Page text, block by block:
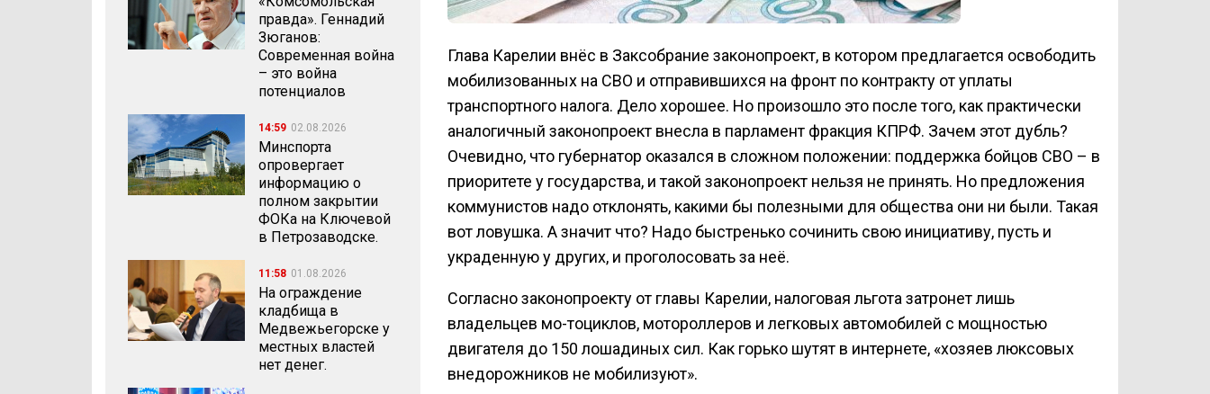
правда». Геннадий
Зюганов:
Современная война
– это война
потенциалов
14:59 02.08.2026
Минспорта
опровергает
информацию о
полном закрытии
ФОКа на Ключевой
в Петрозаводске.
11:58 01.08.2026
На ограждение
кладбища в
Медвежьегорске у
местных властей
нет денег.
Глава Карелии внёс в Заксобрание законопроект, в котором предлагается освободить
мобилизованных на СВО и отправившихся на фронт по контракту от уплаты
транспортного налога. Дело хорошее. Но произошло это после того, как практически
аналогичный законопроект внесла в парламент фракция КПРФ. Зачем этот дубль?
Очевидно, что губернатор оказался в сложном положении: поддержка бойцов СВО – в
приоритете у государства, и такой законопроект нельзя не принять. Но предложения
коммунистов надо отклонять, какими бы полезными для общества они ни были. Такая
вот ловушка. А значит что? Надо быстренько сочинить свою инициативу, пусть и
украденную у других, и проголосовать за неё.
Согласно законопроекту от главы Карелии, налоговая льгота затронет лишь
владельцев мо-тоциклов, мотороллеров и легковых автомобилей с мощностью
двигателя до 150 лошадиных сил. Как горько шутят в интернете, «хозяев люксовых
внедорожников не мобилизуют».